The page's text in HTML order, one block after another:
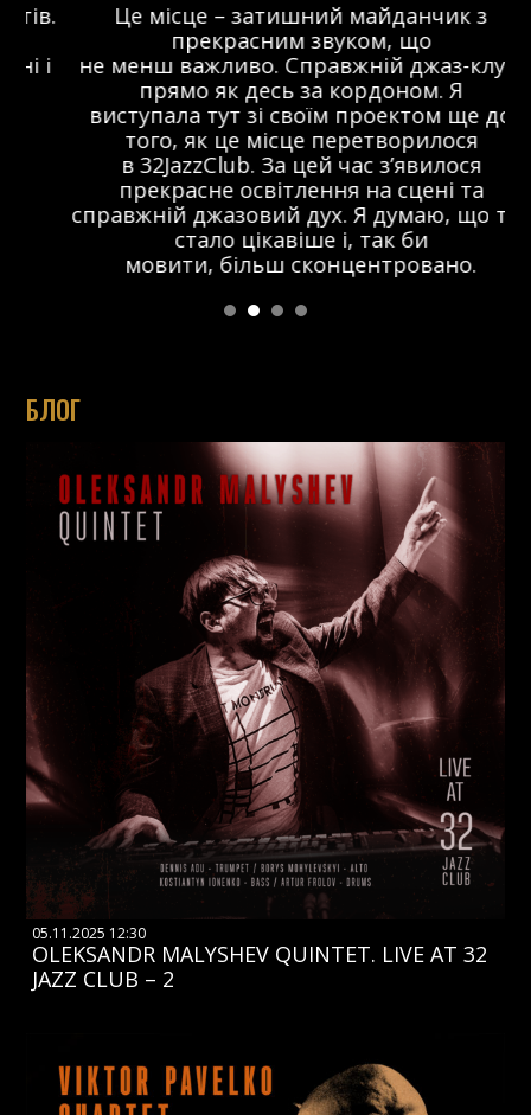
Це місце – затишний майданчик з
прекрасним звуком, що
не менш важливо. Справжній джаз-клуб,
прямо як десь за кордоном. Я
виступала тут зі своїм проектом ще до
того, як це місце перетворилося
в 32JazzClub. За цей час з’явилося
прекрасне освітлення на сцені та
справжній джазовий дух. Я думаю, що тут
стало цікавіше і, так би
мовити, більш сконцентровано.
БЛОГ
05.11.2025 12:30
OLEKSANDR MALYSHEV QUINTET. LIVE AT 32
JAZZ CLUB – 2